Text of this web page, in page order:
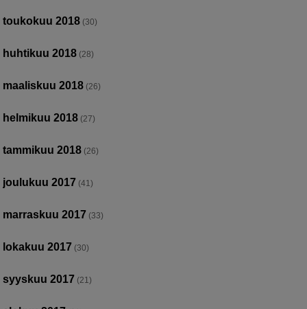
toukokuu 2018 (30)
huhtikuu 2018 (28)
maaliskuu 2018 (26)
helmikuu 2018 (27)
tammikuu 2018 (26)
joulukuu 2017 (41)
marraskuu 2017 (33)
lokakuu 2017 (30)
syyskuu 2017 (21)